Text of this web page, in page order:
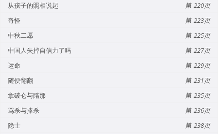
从孩子的照相说起
220
奇怪
223
中秋二愿
225
中国人失掉自信力了吗
227
运命
229
随便翻翻
231
拿破仑与隋那
235
骂杀与捧杀
236
隐士
238